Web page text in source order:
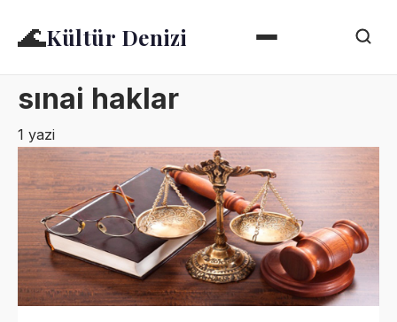
🌊Kültür Denizi
sınai haklar
1 yazi